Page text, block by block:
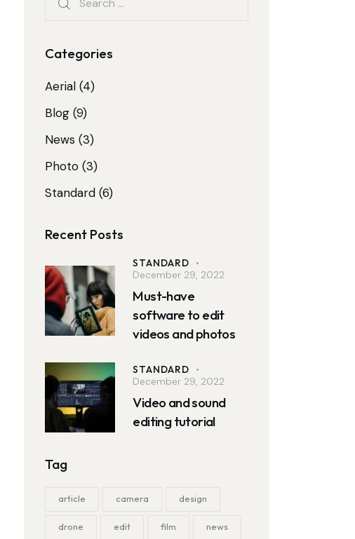
Categories
Aerial (4)
Blog (9)
News (3)
Photo (3)
Standard (6)
Recent Posts
STANDARD
December 29, 2022
Must-have
software to edit
videos and photos
STANDARD
December 29, 2022
Video and sound
editing tutorial
Tag
article camera design
drone edit film news